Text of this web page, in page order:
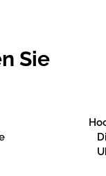
Sie